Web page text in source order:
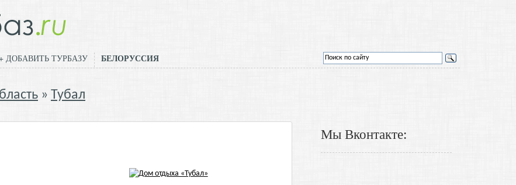
ДОБАВИТЬ ТУРБАЗУ БЕЛОРУССИЯ
Тубал
Мы Вконтакте: